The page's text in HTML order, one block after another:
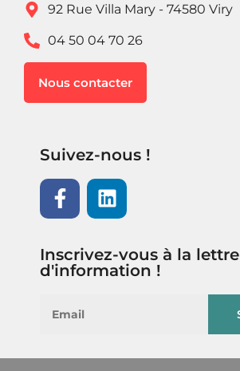
92 Rue Villa Mary - 74580 Viry
04 50 04 70 26
Nous contacter
Suivez-nous !
Inscrivez-vous à la lettre
d'information !